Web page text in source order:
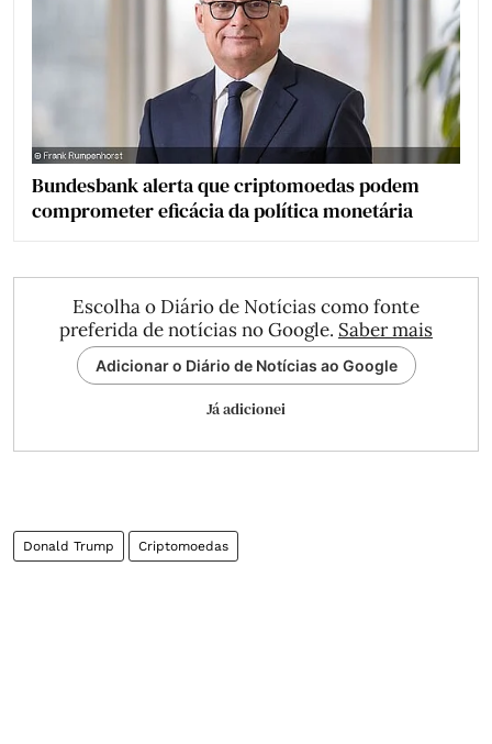
Bundesbank alerta que criptomoedas podem
comprometer eficácia da política monetária
Escolha o Diário de Notícias como fonte
preferida de notícias no Google. Saber mais
Adicionar o Diário de Notícias ao Google
Já adicionei
Donald Trump Criptomoedas